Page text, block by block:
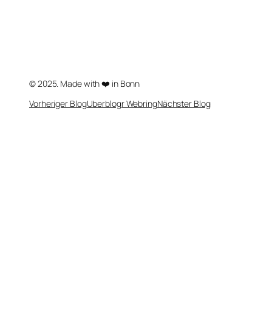
© 2025. Made with ❤️ in Bonn
Vorheriger BlogUberblogr WebringNächster Blog